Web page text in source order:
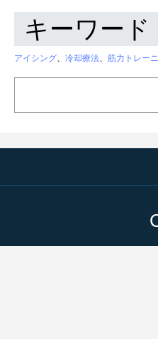
キーワード
アイシング、 冷却療法、 筋力トレー